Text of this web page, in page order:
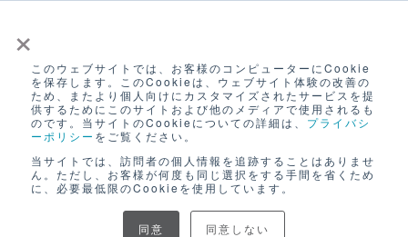
×
このウェブサイトでは、お客様のコンピューターにCookie
を保存します。このCookieは、ウェブサイト体験の改善の
ため、またより個人向けにカスタマイズされたサービスを提
供するためにこのサイトおよび他のメディアで使用されるも
のです。当サイトのCookieについての詳細は、 プライバシ
ーポリシー をご覧ください。
当サイトでは、訪問者の個人情報を追跡することはありませ
ん。ただし、お客様が何度も同じ選択をする手間を省くため
に、必要最低限のCookieを使用しています。
同意 同意しない
ログイン
無料アカウント登録
良い商品に、
もっと「チャンス」